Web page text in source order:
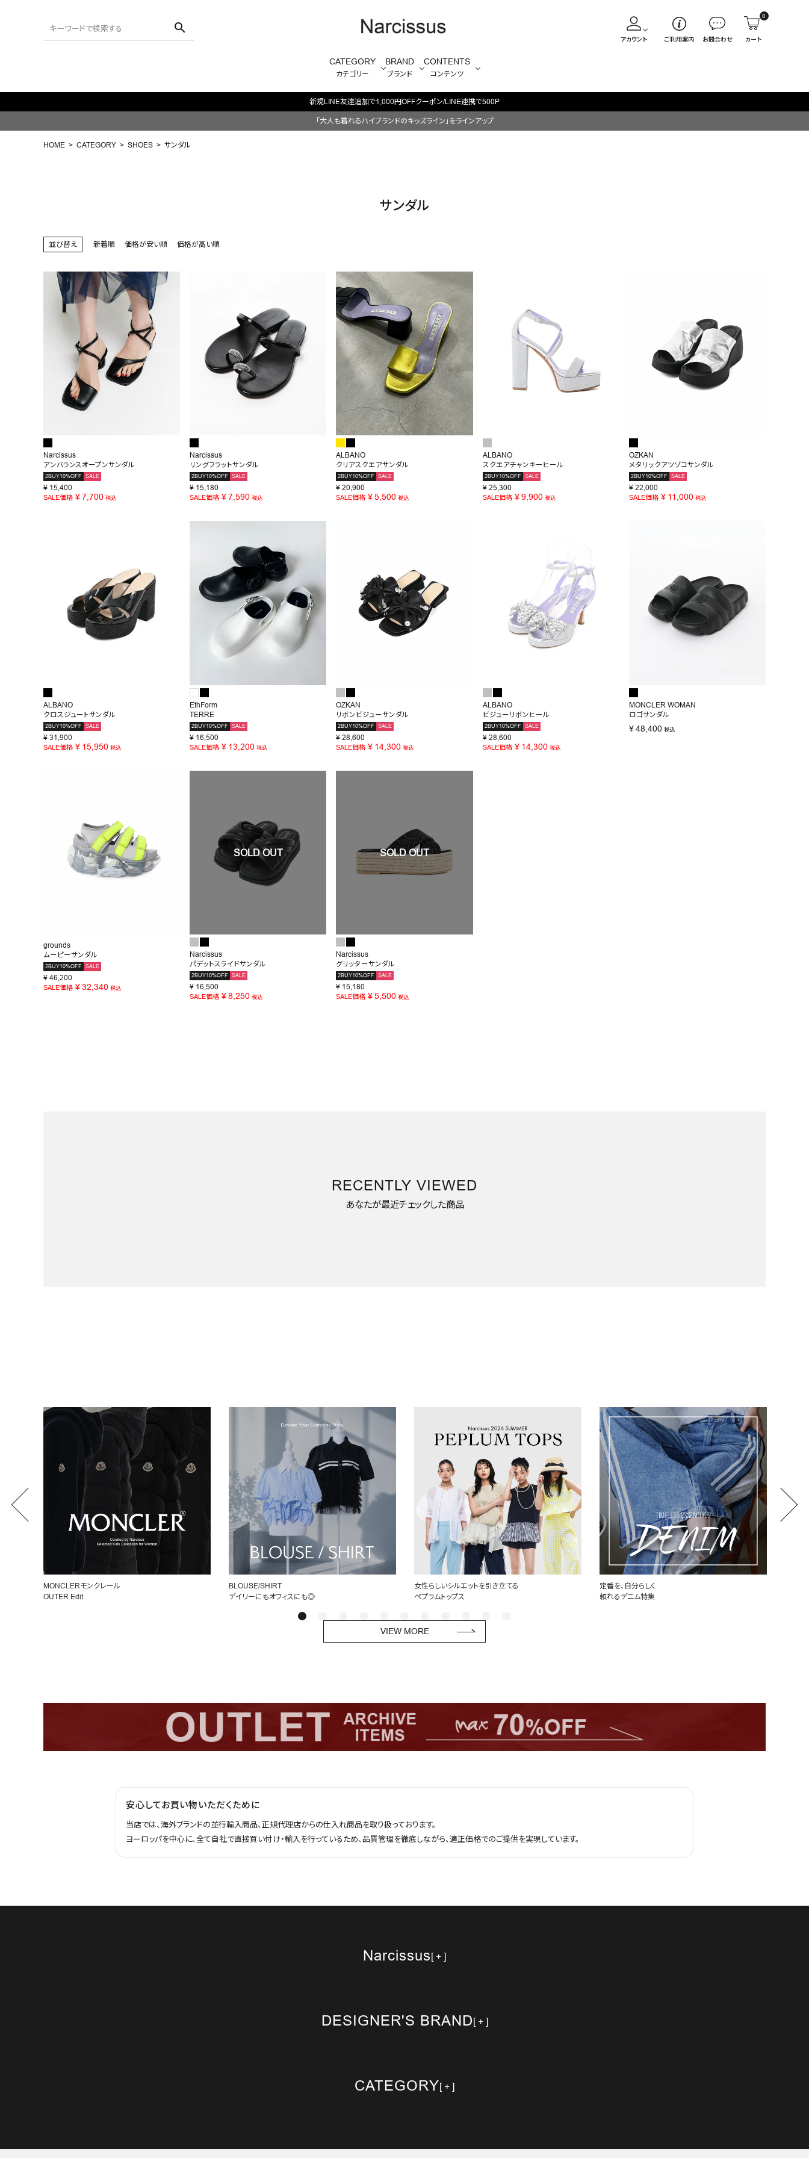
search
アカウント ご利用案内 お問合わせ
0
カート
CATEGORY
カテゴリー
SALE
OUTLET
BRAND
ブランド
CONTENTS
コンテンツ
CATEGORY
COMING SOON
JOURNAL
INFORMATION
RECRUIT
新規LINE友達追加で1,000円OFFクーポン/LINE連携で500P
「大人も着れるハイブランドのキッズライン」をラインアップ
HOME CATEGORY SHOES サンダル
サンダル
並び替え 新着順 価格が安い順 価格が高い順
Narcissus
アンバランスオープンサンダル
2BUY10%OFF SALE
¥ 15,400
SALE価格 ¥7,700 税込
Narcissus
リングフラットサンダル
2BUY10%OFF SALE
¥ 15,180
SALE価格 ¥7,590 税込
ALBANO
クリアスクエアサンダル
2BUY10%OFF SALE
¥ 20,900
SALE価格 ¥ 5,500 税込
ALBANO
スクエアチャンキーヒール
2BUY10%OFF SALE
¥ 25,300
SALE価格 ¥ 9,900 税込
OZKAN
メタリックアツゾコサンダル
2BUY10%OFF SALE
¥ 22,000
SALE価格 ¥ 11,000 税込
ALBANO
クロスジュートサンダル
2BUY10%OFF SALE
¥ 31,900
SALE価格 ¥ 15,950 税込
EthForm
TERRE
2BUY10%OFF SALE
¥ 16,500
SALE価格 ¥ 13,200 税込
OZKAN
リボンビジューサンダル
2BUY10%OFF SALE
¥ 28,600
SALE価格 ¥ 14,300 税込
ALBANO
ビジューリボンヒール
2BUY10%OFF SALE
¥ 28,600
SALE価格 ¥ 14,300 税込
MONCLER WOMAN
ロゴサンダル
¥ 48,400 税込
grounds
ムーピーサンダル
2BUY10%OFF SALE
¥ 46,200
SALE価格 ¥32,340 税込
Narcissus
パデットスライドサンダル
2BUY10%OFF SALE
¥ 16,500
SALE価格 ¥8,250 税込
Narcissus
グリッターサンダル
2BUY10%OFF SALE
¥ 15,180
SALE価格 ¥ 5,500 税込
RECENTLY VIEWED
あなたが最近チェックした商品
MONCLERモンクレール
OUTER Edit
BLOUSE/SHIRT
デイリーにもオフィスにも◎
女性らしいシルエットを引き立てる
ペプラムトップス
定番を、自分らしく
頼れるデニム特集
VIEW MORE
安心してお買い物いただくために
当店では、海外ブランドの並行輸入商品、正規代理店からの仕入れ商品を取り扱っております。
ヨーロッパを中心に、全て自社で直接買い付け・輸入を行っているため、品質管理を徹底しながら、適正価格でのご提供を実現しています。
Narcissus
DESIGNER'S BRAND
CATEGORY